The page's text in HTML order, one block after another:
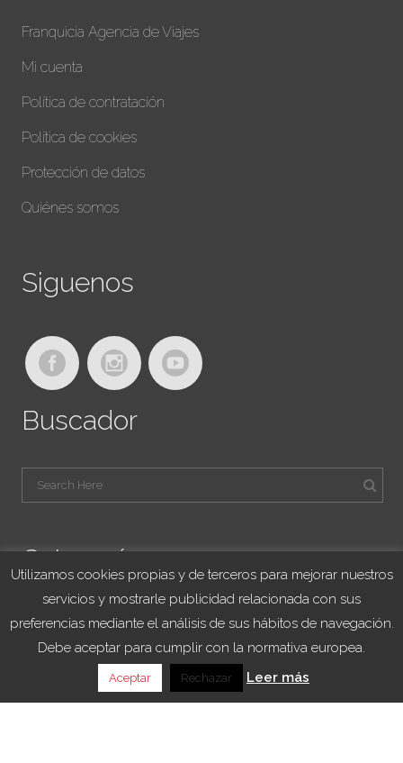
Franquicia Agencia de Viajes
Mi cuenta
Política de contratación
Política de cookies
Protección de datos
Quiénes somos
Siguenos
Buscador
Categorías
Blog Viajes University
Franquicias
Utilizamos cookies propias y de terceros para mejorar nuestros
servicios y mostrarle publicidad relacionada con sus
preferencias mediante el análisis de sus hábitos de navegación.
Debe aceptar para cumplir con la normativa europea.
Aceptar Rechazar Leer más